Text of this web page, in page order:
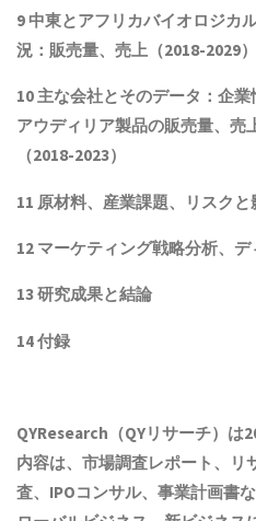
9 中東とアフリカバイオロジカ
況：販売量、売上（2018-2029）
10 主な会社とそのデータ：企
アウディリア製品の販売量、売
（2018-2023）
11 原材料、産業課題、リスク
12 マーケティング戦略分析、
13 研究成果と結論
14 付録
QYResearch（QYリサーチ）は
内容は、市場調査レポート、リ
査、IPOコンサル、事業計画書